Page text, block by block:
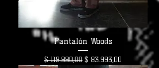
Pantalón Woods
Precio
$ 119.990,00 Precio de oferta
$ 83.993,00